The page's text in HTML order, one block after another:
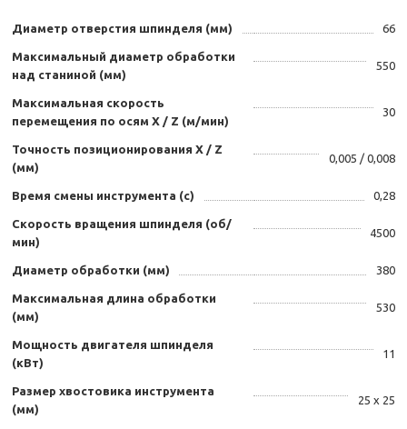
Диаметр отверстия шпинделя (мм) 66
Максимальный диаметр обработки
над станиной (мм)
550
Максимальная скорость
перемещения по осям Х / Z (м/мин)
30
Точность позиционирования Х / Z
(мм)
0,005 / 0,008
Время смены инструмента (с) 0,28
Скорость вращения шпинделя (об/
мин)
4500
Диаметр обработки (мм) 380
Максимальная длина обработки
(мм)
530
Мощность двигателя шпинделя
(кВт)
11
Размер хвостовика инструмента
(мм)
25 х 25